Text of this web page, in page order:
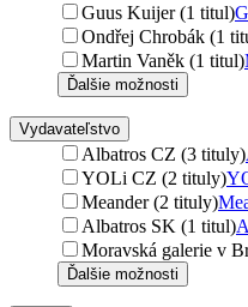
Guus Kuijer (1 titul)
Ondřej Chrobák (1
Martin Vaněk (1 titul)
Ďalšie možnosti
Vydavateľstvo
Albatros CZ (3 tituly)
YOLi CZ (2 tituly)
Meander (2 tituly)
Albatros SK (1 titul)
Moravská galerie v
Ďalšie možnosti